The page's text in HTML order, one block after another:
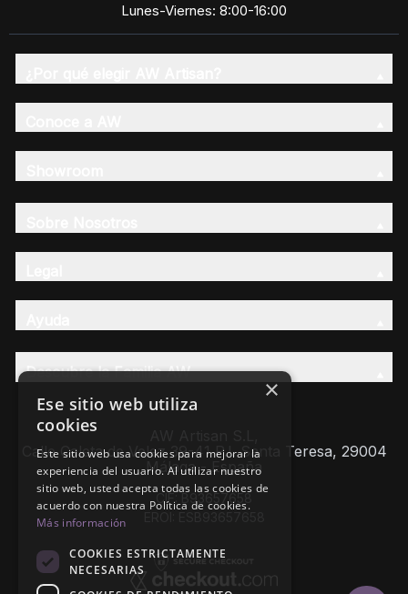
Lunes-Viernes: 8:00-16:00
Descubre la Familia AW
Calle Caleta de Velez 39-41 P.I. Santa Teresa, 29004
Málaga - España
CIF: B93657658
×
Ese sitio web utiliza
cookies
Este sitio web usa cookies para mejorar la
experiencia del usuario. Al utilizar nuestro
sitio web, usted acepta todas las cookies de
acuerdo con nuestra Política de cookies.
Más información
COOKIES ESTRICTAMENTE
NECESARIAS